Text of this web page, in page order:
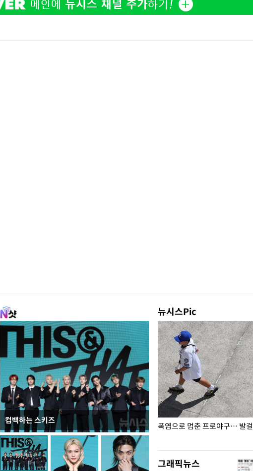
…내란 중요임무종사 혐의
컴백하는 스키즈
뉴시스Pic
입추 하루 앞둔 전남광주… 열화상 카메라에 담긴
폭염
폭염으로 멈춘 프로야구… 발
그래픽뉴스
3
아이유, 장기
일상 공개
4